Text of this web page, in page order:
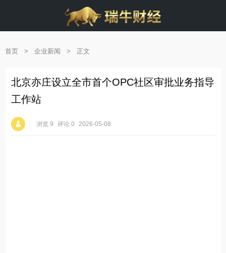
首页 > 企业新闻 > 正文
北京亦庄设立全市首个OPC社区审批业务指导
工作站
浏览 9 评论 0 2026-05-08